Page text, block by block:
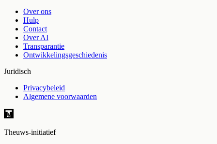
Over ons
Hulp
Contact
Over AI
Transparantie
Ontwikkelingsgeschiedenis
Juridisch
Privacybeleid
Algemene voorwaarden
Theuws-initiatief